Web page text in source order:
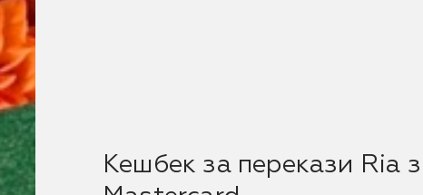
Кешбек за перекази Ria з